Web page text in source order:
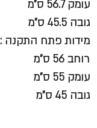
עומק 56.7 ס"מ
גובה 45.5 ס"מ
מידות פתח התקנה :
רוחב 56 ס"מ
עומק 55 ס"מ
גובה 45 ס"מ